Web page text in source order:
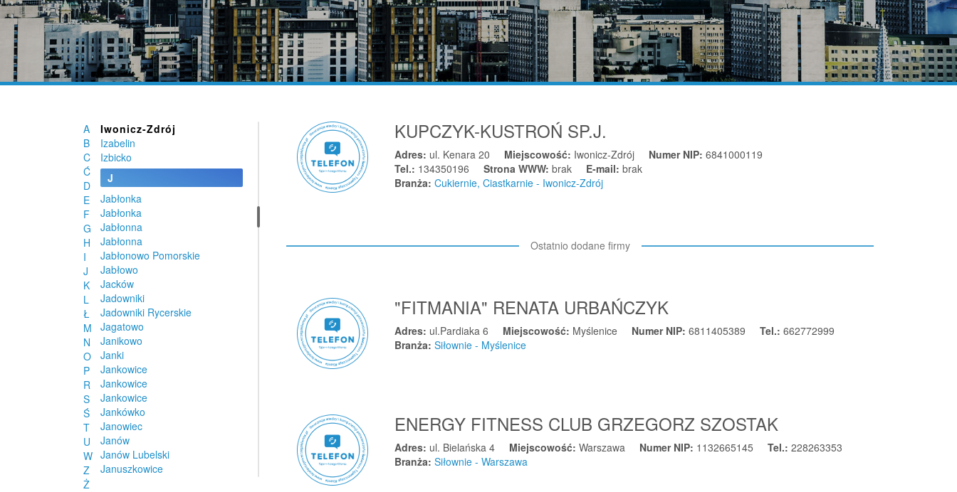
A
B
C
Ć
D
E
F
G
H
I
J
K
L
Ł
M
N
O
P
R
S
Ś
T
U
W
Z
Ż
Inowrocław
Inwałd
Istebna
Iwaniska
Iwanowice
Iwanowice Duże
Iwonicz-Zdrój
Izabelin
Izbicko
J
Jabłonka
Jabłonka
Jabłonna
Jabłonna
Jabłonowo Pomorskie
Jabłowo
Jacków
Jadowniki
Jadowniki Rycerskie
Jagatowo
Janikowo
Janki
Jankowice
Jankowice
Jankowice
Jankówko
Janowiec
Janów
Janów Lubelski
Januszkowice
KUPCZYK-KUSTROŃ SP.J.
Adres: ul. Kenara 20 Miejscowość: Iwonicz-Zdrój Numer NIP:6841000119
Tel.: 134350196 Strona WWW:brak E-mail:brak
Branża:Cukiernie, Ciastkarnie - Iwonicz-Zdrój
Ostatnio dodane firmy
"FITMANIA" RENATA URBAŃCZYK
Adres: ul.Pardiaka 6 Miejscowość: Myślenice Numer NIP:6811405389 Tel.:662772999
Branża:Siłownie - Myślenice
ENERGY FITNESS CLUB GRZEGORZ SZOSTAK
Adres: ul. Bielańska 4 Miejscowość:Warszawa Numer NIP: 1132665145 Tel.:228263353
Branża:Siłownie - Warszawa